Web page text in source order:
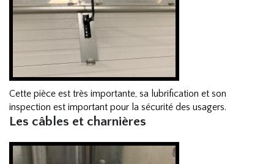
Cette pièce est très importante, sa lubrification et son
inspection est important pour la sécurité des usagers.
Les câbles et charnières